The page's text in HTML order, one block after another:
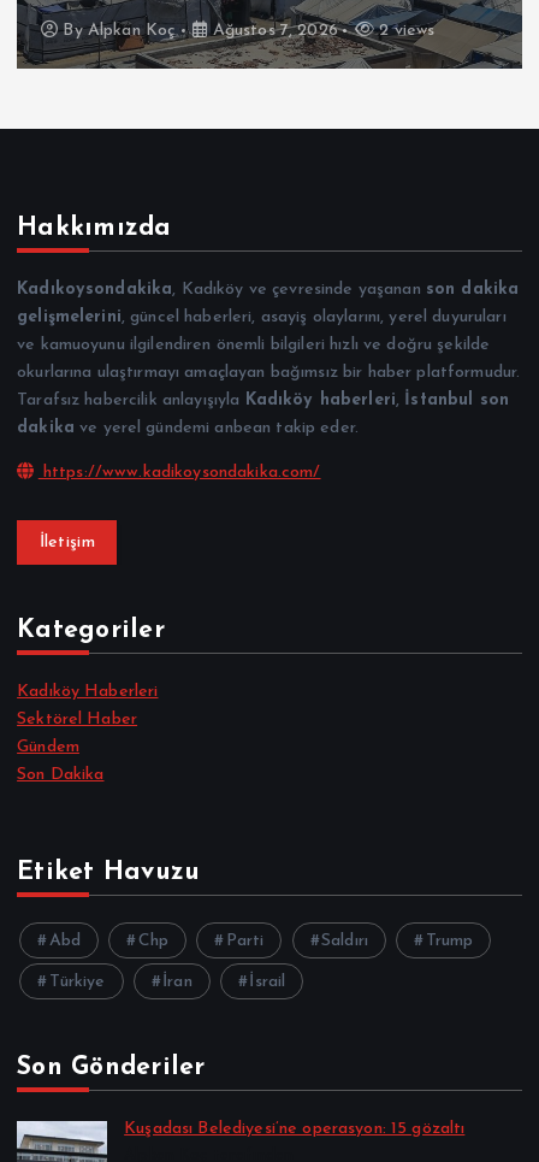
ByAlpkan Koç Ağustos 7, 2026 2 views
Hakkımızda
Kadıkoysondakika, Kadıköy ve çevresinde yaşanan son dakika
gelişmelerini, güncel haberleri, asayiş olaylarını, yerel duyuruları
ve kamuoyunu ilgilendiren önemli bilgileri hızlı ve doğru şekilde
okurlarına ulaştırmayı amaçlayan bağımsız bir haber platformudur.
Tarafsız habercilik anlayışıyla Kadıköy haberleri,
İstanbul son
dakika ve yerel gündemi anbean takip eder.
https://www.kadikoysondakika.com/
İletişim
Kategoriler
Kadıköy Haberleri
Sektörel Haber
Gündem
Son Dakika
Etiket Havuzu
Abd Chp Parti Saldırı Trump
Türkiye İran İsrail
Son Gönderiler
Kuşadası Belediyesi’ne operasyon: 15 gözaltı